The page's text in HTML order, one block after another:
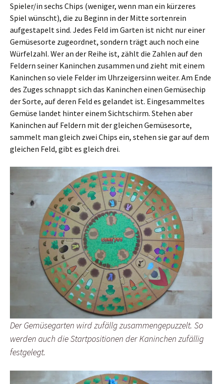
Spieler/in sechs Chips (weniger, wenn man ein kürzeres
Spiel wünscht), die zu Beginn in der Mitte sortenrein
aufgestapelt sind. Jedes Feld im Garten ist nicht nur einer
Gemüsesorte zugeordnet, sondern trägt auch noch eine
Würfelzahl. Wer an der Reihe ist, zählt die Zahlen auf den
Feldern seiner Kaninchen zusammen und zieht mit einem
Kaninchen so viele Felder im Uhrzeigersinn weiter. Am Ende
des Zuges schnappt sich das Kaninchen einen Gemüsechip
der Sorte, auf deren Feld es gelandet ist. Eingesammeltes
Gemüse landet hinter einem Sichtschirm. Stehen aber
Kaninchen auf Feldern mit der gleichen Gemüsesorte,
sammelt man gleich zwei Chips ein, stehen sie gar auf dem
gleichen Feld, gibt es gleich drei.
Der Gemüsegarten wird zufällg zusammengepuzzelt. So
werden auch die Startpositionen der Kaninchen zufällig
festgelegt.